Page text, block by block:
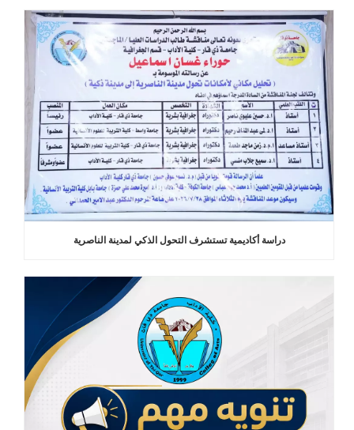
دراسة أكاديمية تستشرف التحول الذكي لمدينة الناصرية